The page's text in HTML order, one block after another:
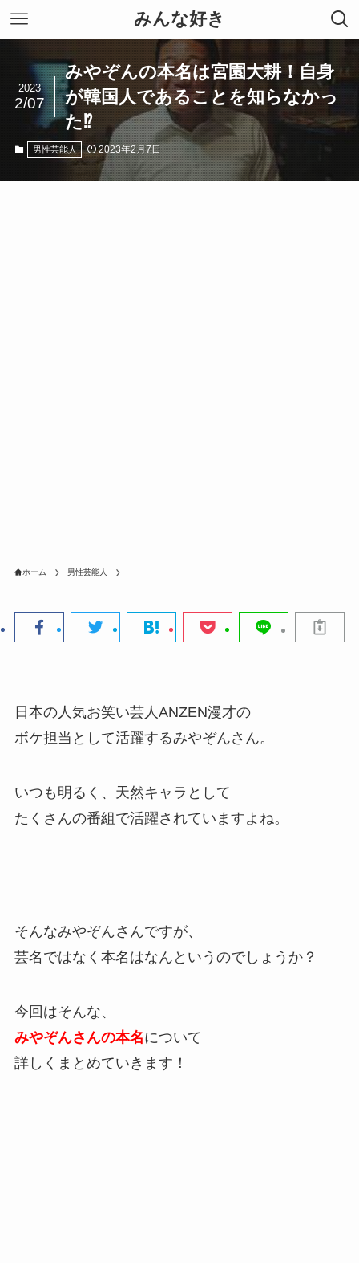
みんな好き
みやぞんの本名は宮園大耕！自身
が韓国人であることを知らなかっ
た⁉
2023
2/07
男性芸能人 2023年2月7日
ホーム 男性芸能人
日本の人気お笑い芸人ANZEN漫才の
ボケ担当として活躍するみやぞんさん。
いつも明るく、天然キャラとして
たくさんの番組で活躍されていますよね。
そんなみやぞんさんですが、
芸名ではなく本名はなんというのでしょうか？
今回はそんな、
みやぞんさんの本名について
詳しくまとめていきます！